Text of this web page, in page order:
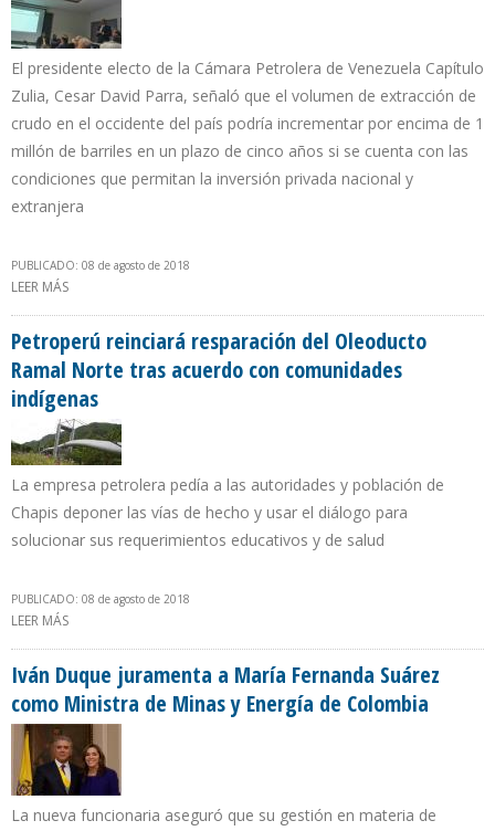
El presidente electo de la Cámara Petrolera de Venezuela Capítulo
Zulia, Cesar David Parra, señaló que el volumen de extracción de
crudo en el occidente del país podría incrementar por encima de 1
millón de barriles en un plazo de cinco años si se cuenta con las
condiciones que permitan la inversión privada nacional y
extranjera
PUBLICADO: 08 de agosto de 2018
LEER MÁS
DEL SECTOR PRIVADO
Petroperú reinciará resparación del Oleoducto
Ramal Norte tras acuerdo con comunidades
indígenas
La empresa petrolera pedía a las autoridades y población de
Chapis deponer las vías de hecho y usar el diálogo para
solucionar sus requerimientos educativos y de salud
PUBLICADO: 08 de agosto de 2018
LEER MÁS
Iván Duque juramenta a María Fernanda Suárez
como Ministra de Minas y Energía de Colombia
La nueva funcionaria aseguró que su gestión en materia de